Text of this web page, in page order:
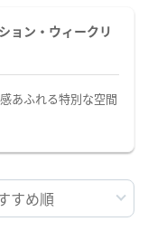
ョン・ウィークリ
あふれる特別な空間